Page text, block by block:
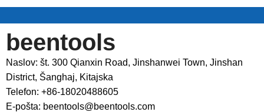
beentools
Naslov: št. 300 Qianxin Road, Jinshanwei Town, Jinshan
District, Šanghaj, Kitajska
Telefon: +86-18020488605
E-pošta: beentools@beentools.com